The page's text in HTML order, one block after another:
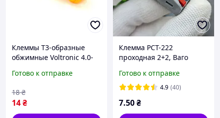
Клеммы T3-образные
обжимные Voltronic 4.0-
монтажа buzyna
Готово к отправке
14₴
18 ₴
Клемма РСТ-222
проходная 2+2, Ваго
клеммы, клемники
Готово к отправке
4.9 (40)
7.50₴